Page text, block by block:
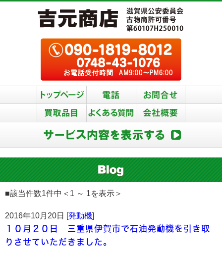
■該当件数1件中＜1 ～ 1を表示＞
2016年10月20日 [発動機]
１０月２０日 三重県伊賀市で石油発動機を引き取
りさせていただきました。